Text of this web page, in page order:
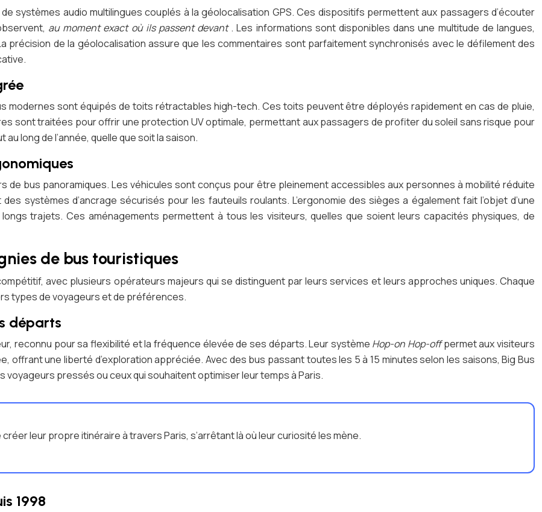
systèmes audio multilingues couplés à la géolocalisation GPS. Ces dispositifs permettent aux passagers d’écouter
au moment exact où ils passent devant. Les informations sont disponibles dans une multitude de langues,
précision de la géolocalisation assure que les commentaires sont parfaitement synchronisés avec le défilement des
modernes sont équipés de toits rétractables high-tech. Ces toits peuvent être déployés rapidement en cas de pluie,
sont traitées pour offrir une protection UV optimale, permettant aux passagers de profiter du soleil sans risque pour
long de l’année, quelle que soit la saison.
bus panoramiques. Les véhicules sont conçus pour être pleinement accessibles aux personnes à mobilité réduite
systèmes d’ancrage sécurisés pour les fauteuils roulants. L’ergonomie des sièges a également fait l’objet d’une
trajets. Ces aménagements permettent à tous les visiteurs, quelles que soient leurs capacités physiques, de
de bus touristiques
avec plusieurs opérateurs majeurs qui se distinguent par leurs services et leurs approches uniques. Chaque
types de voyageurs et de préférences.
départs
reconnu pour sa flexibilité et la fréquence élevée de ses départs. Leur système Hop-on Hop-offpermet aux visiteurs
offrant une liberté d’exploration appréciée. Avec des bus passant toutes les 5 à 15 minutes selon les saisons, Big Bus
voyageurs pressés ou ceux qui souhaitent optimiser leur temps à Paris.
leur propre itinéraire à travers Paris, s’arrêtant là où leur curiosité les mène.
1998